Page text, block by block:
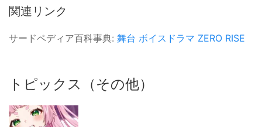
関連リンク
サードペディア百科事典: 舞台 ボイスドラマ ZERO RISE
トピックス（その他）